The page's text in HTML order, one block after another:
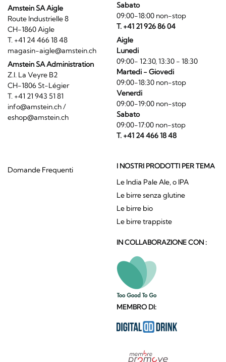
Amstein SA Aigle
Route Industrielle 8
CH-1860 Aigle
T. +41 24 466 18 48
magasin-aigle@amstein.ch
Amstein SA Administration
Z.I. La Veyre B2
CH-1806 St-Légier
T. +41 21 943 51 81
info@amstein.ch/
eshop@amstein.ch
Sabato
09:00-18:00 non-stop
T. +41 21 926 86 04
Aigle
Lunedi
09:00- 12:30, 13:30 - 18:30
Martedi - Giovedi
09:00-18:30 non-stop
Venerdi
09:00-19:00 non-stop
Sabato
09:00-17:00 non-stop
T. +41 24 466 18 48
Domande Frequenti I NOSTRI PRODOTTI PER TEMA
Le India Pale Ale, o IPA
Le birre senza glutine
Le birre bio
Le birre trappiste
IN COLLABORAZIONE CON :
MEMBRO DI: